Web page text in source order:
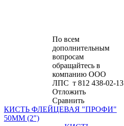
По всем
дополнительным
вопросам
обращайтесь в
компанию ООО
ЛПС т 812 438-02-13
Отложить
Сравнить
КИСТЬ ФЛЕЙЦЕВАЯ "ПРОФИ"
50ММ (2")